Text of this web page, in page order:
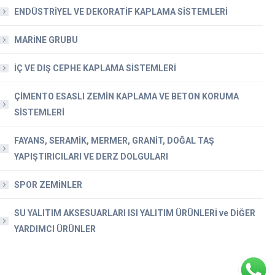
ENDÜSTRİYEL VE DEKORATİF KAPLAMA SİSTEMLERİ
MARİNE GRUBU
İÇ VE DIŞ CEPHE KAPLAMA SİSTEMLERİ
ÇİMENTO ESASLI ZEMİN KAPLAMA VE BETON KORUMA
SİSTEMLERİ
FAYANS, SERAMİK, MERMER, GRANİT, DOĞAL TAŞ
YAPIŞTIRICILARI VE DERZ DOLGULARI
SPOR ZEMİNLER
SU YALITIM AKSESUARLARI ISI YALITIM ÜRÜNLERİ ve DİĞER
YARDIMCI ÜRÜNLER